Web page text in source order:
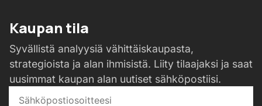
Kaupan tila
Syvällistä analyysiä vähittäiskaupasta,
strategioista ja alan ihmisistä. Liity tilaajaksi ja saat
uusimmat kaupan alan uutiset sähköpostiisi.